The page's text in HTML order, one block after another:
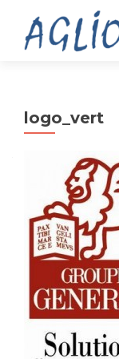
logo_vert